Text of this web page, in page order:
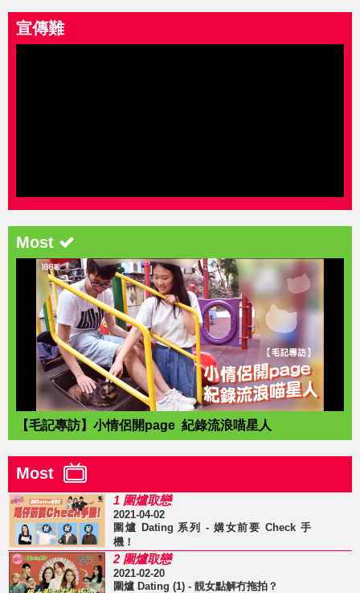
宣傳難
Most
【毛記專訪】小情侶開page 紀錄流浪喵星人
Most
1 圍爐取戀
2021-04-02
圍爐 Dating 系列 - 媾女前要 Check 手
機！
2 圍爐取戀
2021-02-20
圍爐 Dating (1) - 靚女點解冇拖拍？